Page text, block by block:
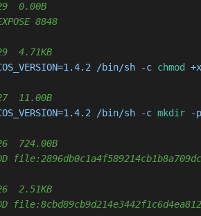
0.00B
8848
4.71KB
/bin/sh -c chmod
11.00B
/bin/sh -c mkdir
724.00B
2.51KB